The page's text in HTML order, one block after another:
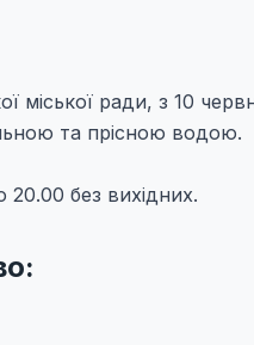
міської ради, з 10
та прісною водою.
без вихідних.